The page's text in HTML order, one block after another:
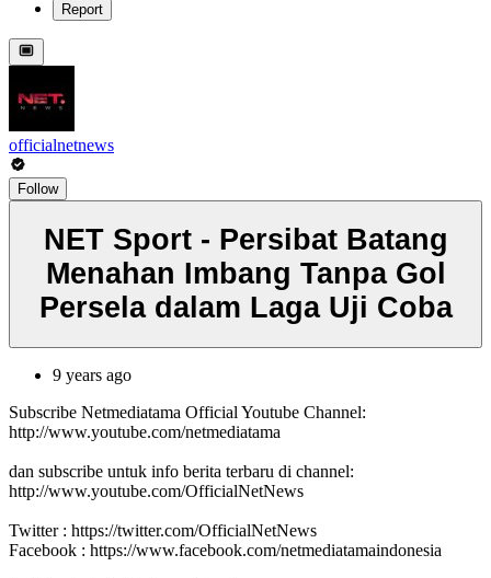
Report
officialnetnews
Follow
NET Sport - Persibat Batang
Menahan Imbang Tanpa Gol
Persela dalam Laga Uji Coba
9 years ago
Subscribe Netmediatama Official Youtube Channel:
http://www.youtube.com/netmediatama
dan subscribe untuk info berita terbaru di channel:
http://www.youtube.com/OfficialNetNews
Twitter : https://twitter.com/OfficialNetNews
Facebook : https://www.facebook.com/netmediatamaindonesia